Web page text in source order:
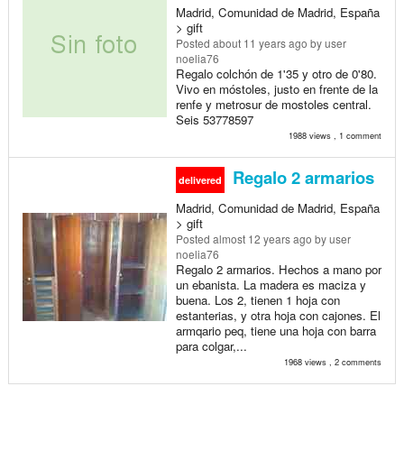
Madrid, Comunidad de Madrid, España
> gift
Posted about 11 years ago by user
noelia76
Regalo colchón de 1'35 y otro de 0'80.
Vivo en móstoles, justo en frente de la
renfe y metrosur de mostoles central.
Seis 53778597
1988 views , 1 comment
delivered Regalo 2 armarios
Madrid, Comunidad de Madrid, España
> gift
Posted almost 12 years ago by user
noelia76
Regalo 2 armarios. Hechos a mano por
un ebanista. La madera es maciza y
buena. Los 2, tienen 1 hoja con
estanterias, y otra hoja con cajones. El
armqario peq, tiene una hoja con barra
para colgar,...
1968 views , 2 comments